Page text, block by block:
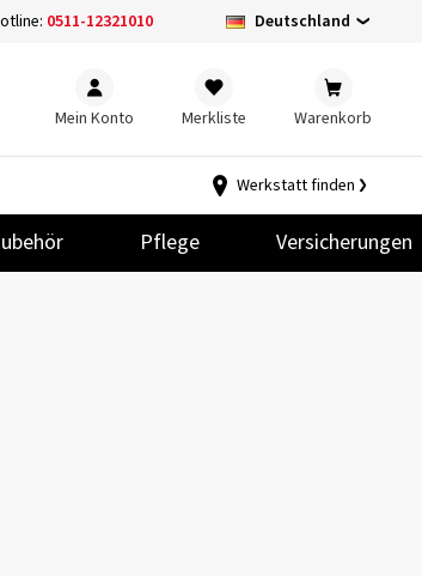
0511-12321010 Deutschland
Mein Konto Merkliste Warenkorb
Pflege Versicherungen
Werkstatt finden